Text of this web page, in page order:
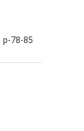
p-78-85